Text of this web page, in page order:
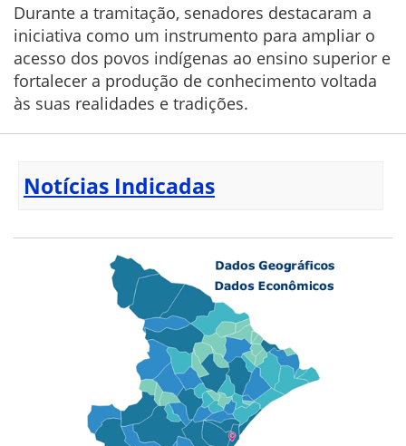
Durante a tramitação, senadores destacaram a
iniciativa como um instrumento para ampliar o
acesso dos povos indígenas ao ensino superior e
fortalecer a produção de conhecimento voltada
às suas realidades e tradições.
Notícias Indicadas